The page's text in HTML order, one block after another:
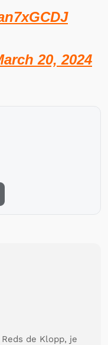
20, 2024
de Klopp, je